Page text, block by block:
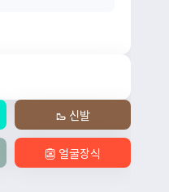
🥾 신발
👺 얼굴장식